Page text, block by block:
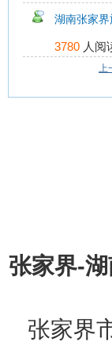
湖南张家
3780人阅
上
张家界-
张家界